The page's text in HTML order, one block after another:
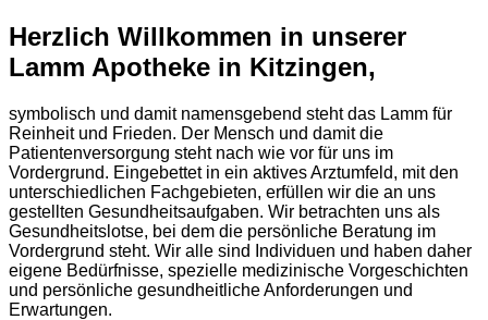
Herzlich Willkommen in unserer
Lamm Apotheke in Kitzingen,
symbolisch und damit namensgebend steht das Lamm für
Reinheit und Frieden. Der Mensch und damit die
Patientenversorgung steht nach wie vor für uns im
Vordergrund. Eingebettet in ein aktives Arztumfeld, mit den
unterschiedlichen Fachgebieten, erfüllen wir die an uns
gestellten Gesundheitsaufgaben. Wir betrachten uns als
Gesundheitslotse, bei dem die persönliche Beratung im
Vordergrund steht. Wir alle sind Individuen und haben daher
eigene Bedürfnisse, spezielle medizinische Vorgeschichten
und persönliche gesundheitliche Anforderungen und
Erwartungen.